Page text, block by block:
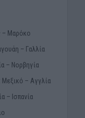
– Μαρόκο
– Γαλλία
– Νορβηγία
– Aγγλία
– Ισπανία